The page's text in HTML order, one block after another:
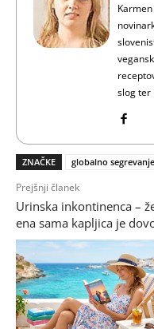
slog ter
ZNAČKE globalno segrevanje
Prejšnji članek
Urinska inkontinenca –
ena sama kapljica je